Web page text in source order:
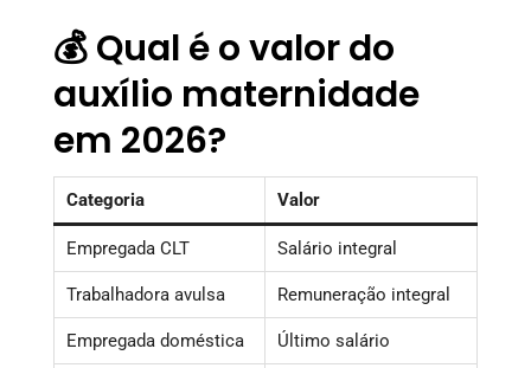
💰 Qual é o valor do
auxílio maternidade
em 2026?
Categoria Valor
Empregada CLT Salário integral
Trabalhadora avulsa Remuneração integral
Empregada doméstica Último salário